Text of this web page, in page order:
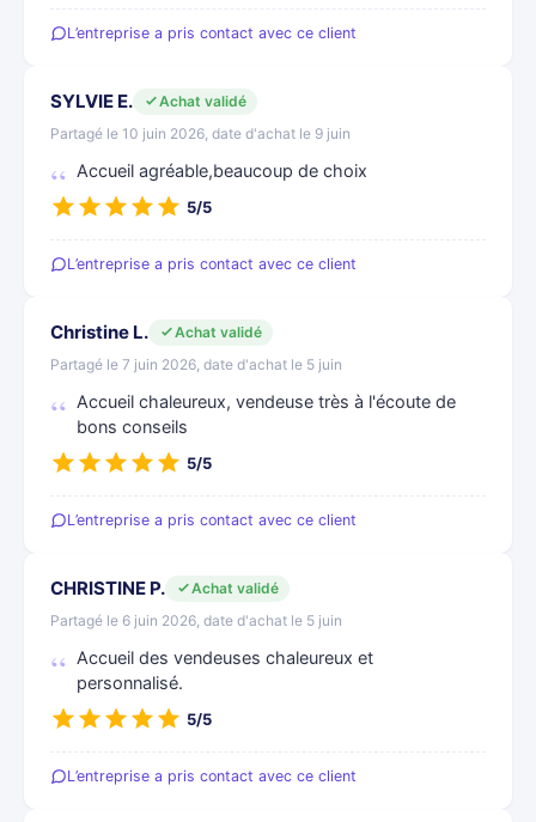
L’entreprise a pris contact avec ce client
SYLVIE E.
Achat validé
Partagé le 10 juin 2026, date d'achat le 9 juin
Accueil agréable,beaucoup de choix
5/5
L’entreprise a pris contact avec ce client
Christine L.
Achat validé
Partagé le 7 juin 2026, date d'achat le 5 juin
Accueil chaleureux, vendeuse très à l'écoute de
bons conseils
5/5
L’entreprise a pris contact avec ce client
CHRISTINE P.
Achat validé
Partagé le 6 juin 2026, date d'achat le 5 juin
Accueil des vendeuses chaleureux et
personnalisé.
5/5
L’entreprise a pris contact avec ce client